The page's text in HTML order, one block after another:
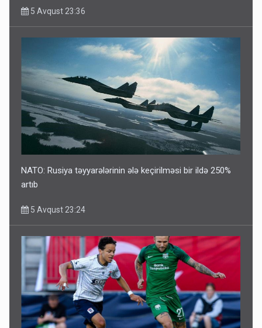
5 Avqust 23:36
NATO: Rusiya təyyarələrinin ələ keçirilməsi bir ildə 250%
artıb
5 Avqust 23:24